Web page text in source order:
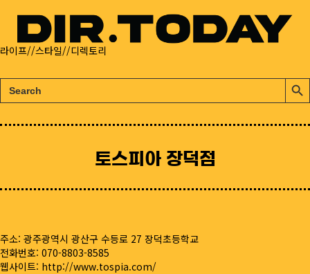
라이프//스타일//디렉토리
검
색:
검
색
튼
토스피아 장덕점
주소: 광주광역시 광산구 수등로 27 장덕초등학교
전화번호: 070-8803-8585
웹사이트: http://www.tospia.com/